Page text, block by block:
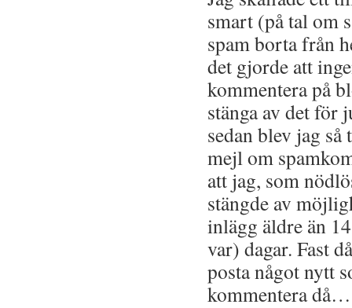
smart (på tal om
spam borta från
det gjorde att
kommentera på
stänga av det för
sedan blev jag
mejl om
att jag, som
stängde av
inlägg äldre än
var) dagar. Fast
posta något nytt
kommentera då…